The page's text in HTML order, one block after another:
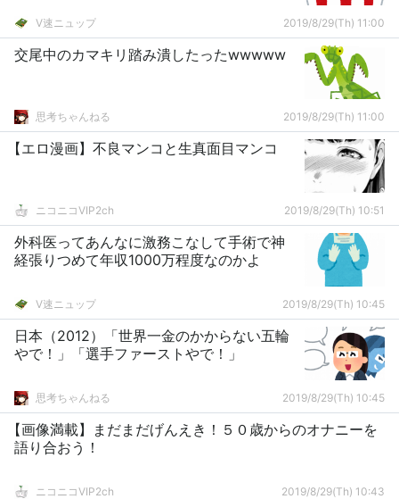
V速ニュップ 2019/8/29(Th) 11:00
交尾中のカマキリ踏み潰したったwwwww
思考ちゃんねる 2019/8/29(Th) 11:00
【エロ漫画】不良マンコと生真面目マンコ
ニコニコVIP2ch 2019/8/29(Th) 10:51
外科医ってあんなに激務こなして手術で神
経張りつめて年収1000万程度なのかよ
V速ニュップ 2019/8/29(Th) 10:45
日本（2012）「世界一金のかからない五輪
やで！」「選手ファーストやで！」
思考ちゃんねる 2019/8/29(Th) 10:45
【画像満載】まだまだげんえき！５０歳からのオナニーを
語り合おう！
ニコニコVIP2ch 2019/8/29(Th) 10:43